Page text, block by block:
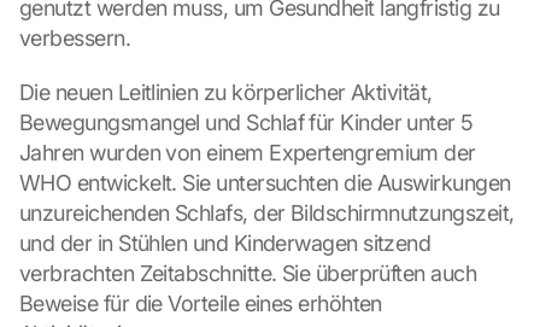
genutzt werden muss, um Gesundheit langfristig zu
verbessern.
Die neuen Leitlinien zu körperlicher Aktivität,
Bewegungsmangel und Schlaf für Kinder unter 5
Jahren wurden von einem Expertengremium der
WHO entwickelt. Sie untersuchten die Auswirkungen
unzureichenden Schlafs, der Bildschirmnutzungszeit,
und der in Stühlen und Kinderwagen sitzend
verbrachten Zeitabschnitte. Sie überprüften auch
Beweise für die Vorteile eines erhöhten